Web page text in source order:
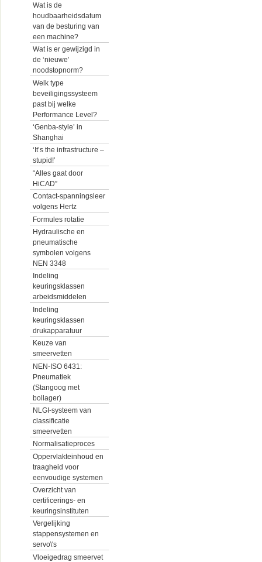
Wat is de
houdbaarheidsdatum
van de besturing van
een machine?
Wat is er gewijzigd in
de ‘nieuwe’
noodstopnorm?
Welk type
beveiligingssysteem
past bij welke
Performance Level?
‘Genba-style’ in
Shanghai
‘It’s the infrastructure –
stupid!’
“Alles gaat door
HiCAD”
Contact-spanningsleer
volgens Hertz
Formules rotatie
Hydraulische en
pneumatische
symbolen volgens
NEN 3348
Indeling
keuringsklassen
arbeidsmiddelen
Indeling
keuringsklassen
drukapparatuur
Keuze van
smeervetten
NEN-ISO 6431:
Pneumatiek
(Stangoog met
bollager)
NLGI-systeem van
classificatie
smeervetten
Normalisatieproces
Oppervlakteinhoud en
traagheid voor
eenvoudige systemen
Overzicht van
certificerings- en
keuringsinstituten
Vergelijking
stappensystemen en
servo\'s
Vloeigedrag smeervet